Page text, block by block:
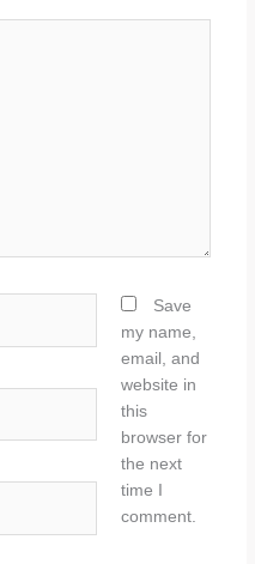
Save
my name,
email, and
website in
this
browser for
the next
time I
comment.